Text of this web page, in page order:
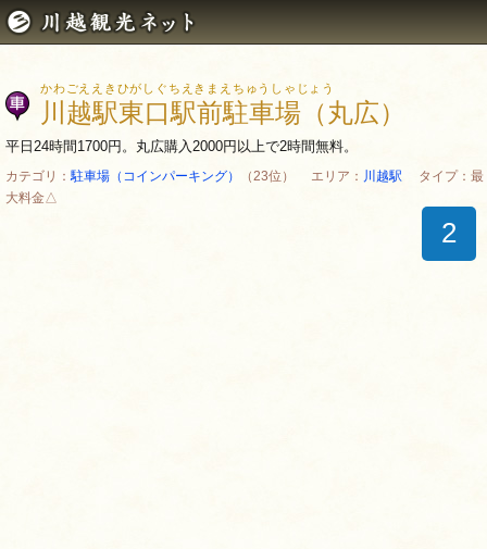
かわごええきひがしぐちえきまえちゅうしゃじょう
川越駅東口駅前駐車場（丸広）
平日24時間1700円。丸広購入2000円以上で2時間無料。
カテゴリ：駐車場（コインパーキング） （23位） エリア： 川越駅 タイプ：最
大料金△
2